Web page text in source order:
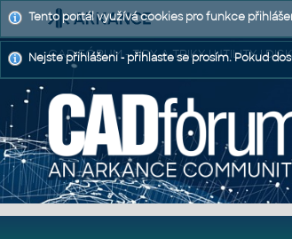
CAD FÓRUM - TIPY A TRIKY | UTILITY |
Tento portál využívá cookies pro funkce
Nejste přihlášeni - přihlaste se prosím. Pokud